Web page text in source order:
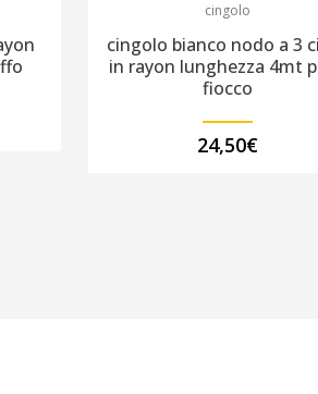
cingolo
cingolo bianco nodo a 3
in rayon lunghezza 4mt
fiocco
24,50€